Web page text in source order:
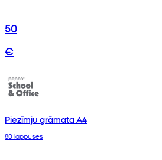
50
€
Piezīmju grāmata A4
80 lappuses